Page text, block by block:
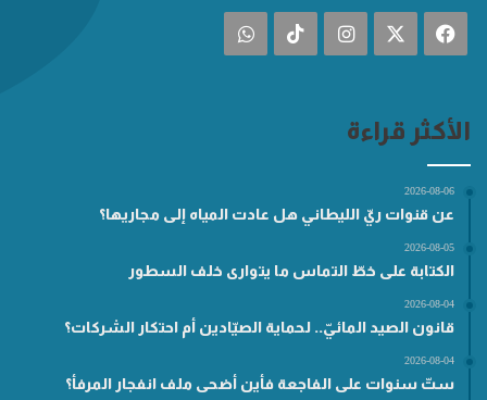
فيسبوك انستقرام ‫TikTokواتساب
الأكثر قراءة
2026-08-06
عن قنوات ريّ الليطاني هل عادت المياه إلى مجاريها؟
2026-08-05
الكتابة على خطّ التماس ما يتوارى خلف السطور
2026-08-04
قانون الصيد المائيّ.. لحماية الصيّادين أم احتكار الشركات؟
2026-08-04
ستّ سنوات على الفاجعة فأين أضحى ملف انفجار المرفأ؟